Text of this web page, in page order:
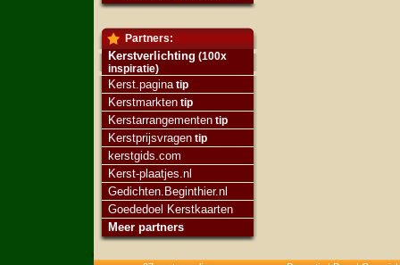
Partners:
Kerstverlichting (100x
inspiratie)
Kerst.pagina tip
Kerstmarkten tip
Kerstarrangementen tip
Kerstprijsvragen tip
kerstgids.com
Kerst-plaatjes.nl
Gedichten.Beginthier.nl
Goededoel Kerstkaarten
Meer partners